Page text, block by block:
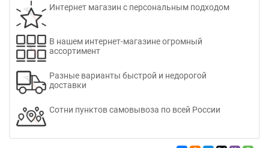
Интернет магазин с персональным подходом
В нашем интернет-магазине огромный
ассортимент
Разные варианты быстрой и недорогой
доставки
Сотни пунктов самовывоза по всей России